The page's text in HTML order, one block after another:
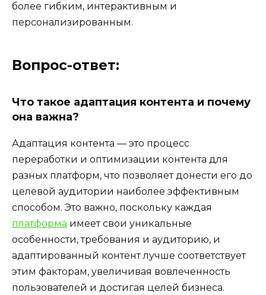
более гибким, интерактивным и
персонализированным.
Вопрос-ответ:
Что такое адаптация контента и почему
она важна?
Адаптация контента — это процесс
переработки и оптимизации контента для
разных платформ, что позволяет донести его до
целевой аудитории наиболее эффективным
способом. Это важно, поскольку каждая
платформа имеет свои уникальные
особенности, требования и аудиторию, и
адаптированный контент лучше соответствует
этим факторам, увеличивая вовлеченность
пользователей и достигая целей бизнеса.